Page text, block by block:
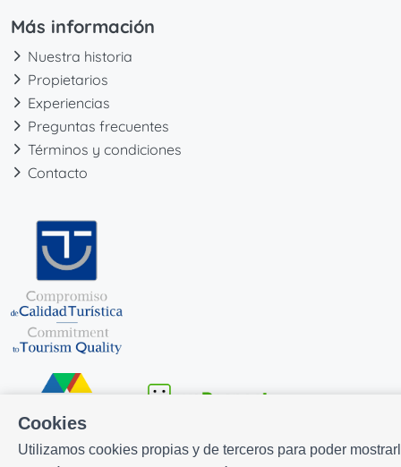
Cookies
Utilizamos cookies propias y de terceros para poder
Más información
Nuestra historia
Propietarios
Experiencias
Preguntas frecuentes
Términos y condiciones
Contacto